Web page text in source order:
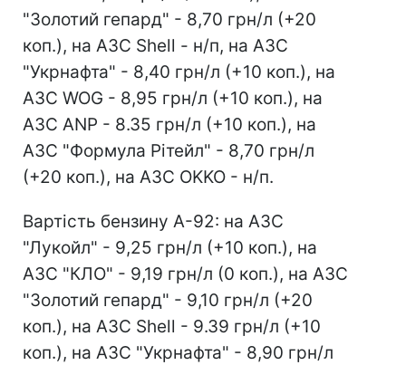
"Золотий гепард" - 8,70 грн/л (+20
коп.), на АЗС Shell - н/п, на АЗС
"Укрнафта" - 8,40 грн/л (+10 коп.), на
АЗС WOG - 8,95 грн/л (+10 коп.), на
АЗС ANP - 8.35 грн/л (+10 коп.), на
АЗС "Формула Рітейл" - 8,70 грн/л
(+20 коп.), на АЗС OKKO - н/п.
Вартість бензину А-92: на АЗС
"Лукойл" - 9,25 грн/л (+10 коп.), на
АЗС "КЛО" - 9,19 грн/л (0 коп.), на АЗС
"Золотий гепард" - 9,10 грн/л (+20
коп.), на АЗС Shell - 9.39 грн/л (+10
коп.), на АЗС "Укрнафта" - 8,90 грн/л